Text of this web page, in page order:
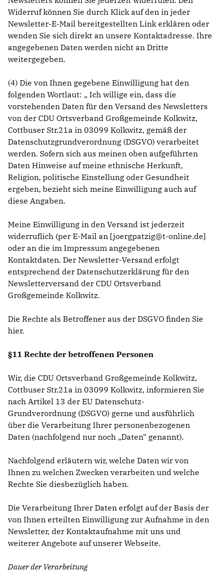
Widerruf können Sie durch Klick auf den in jeder
Newsletter-E-Mail bereitgestellten Link erklären oder
wenden Sie sich direkt an unsere Kontaktadresse. Ihre
angegebenen Daten werden nicht an Dritte
weitergegeben.
(4) Die von Ihnen gegebene Einwilligung hat den
folgenden Wortlaut: „ Ich willige ein, dass die
vorstehenden Daten für den Versand des Newsletters
von der CDU Ortsverband Großgemeinde Kolkwitz,
Cottbuser Str.21a in 03099 Kolkwitz, gemäß der
Datenschutzgrundverordnung (DSGVO) verarbeitet
werden. Sofern sich aus meinen oben aufgeführten
Daten Hinweise auf meine ethnische Herkunft,
Religion, politische Einstellung oder Gesundheit
ergeben, bezieht sich meine Einwilligung auch auf
diese Angaben.
Meine Einwilligung in den Versand ist jederzeit
widerruflich (per E-Mail an [joergpatzig@t-online.de]
oder an die im Impressum angegebenen
Kontaktdaten. Der Newsletter-Versand erfolgt
entsprechend der Datenschutzerklärung für den
Newsletterversand der CDU Ortsverband
Großgemeinde Kolkwitz.
Die Rechte als Betroffener aus der DSGVO finden Sie
hier.
§11 Rechte der betroffenen Personen
Wir, die CDU Ortsverband Großgemeinde Kolkwitz,
Cottbuser Str.21a in 03099 Kolkwitz, informieren Sie
nach Artikel 13 der EU Datenschutz-
Grundverordnung (DSGVO) gerne und ausführlich
über die Verarbeitung Ihrer personenbezogenen
Daten (nachfolgend nur noch „Daten“ genannt).
Nachfolgend erläutern wir, welche Daten wir von
Ihnen zu welchen Zwecken verarbeiten und welche
Rechte Sie diesbezüglich haben.
Die Verarbeitung Ihrer Daten erfolgt auf der Basis der
von Ihnen erteilten Einwilligung zur Aufnahme in den
Newsletter, der Kontaktaufnahme mit uns und
weiterer Angebote auf unserer Webseite.
Dauer der Verarbeitung